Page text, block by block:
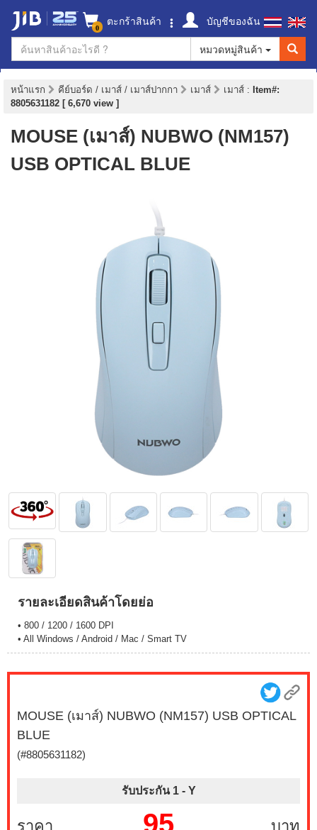
0 ตะกร้าสินค้า
บัญชีของฉัน
หมวดหมู่สินค้า
หน้าแรก คีย์บอร์ด / เมาส์ / เมาส์ปากกา เมาส์ เมาส์ : Item#:
8805631182 [ 6,670 view ]
MOUSE (เมาส์) NUBWO (NM157)
USB OPTICAL BLUE
รายละเอียดสินค้าโดยย่อ
• 800 / 1200 / 1600 DPI
• All Windows / Android / Mac / Smart TV
MOUSE (เมาส์) NUBWO (NM157) USB OPTICAL
BLUE
(#8805631182)
รับประกัน 1 - Y
ราคา บาท
95